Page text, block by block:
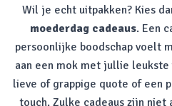
Wil je echt uitpakken? Kies
moederdag cadeaus. Een
persoonlijke boodschap voelt
aan een mok met jullie
lieve of grappige quote of een
touch. Zulke cadeaus zijn